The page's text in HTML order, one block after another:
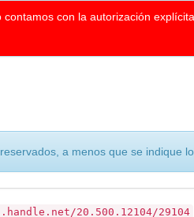
con la autorización
a menos que se indique
20.500.12104/29104